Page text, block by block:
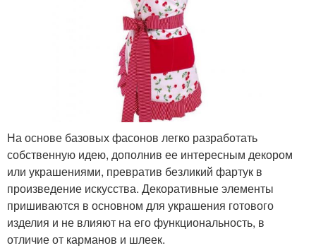
На основе базовых фасонов легко разработать
собственную идею, дополнив ее интересным декором
или украшениями, превратив безликий фартук в
произведение искусства. Декоративные элементы
пришиваются в основном для украшения готового
изделия и не влияют на его функциональность, в
отличие от карманов и шлеек.